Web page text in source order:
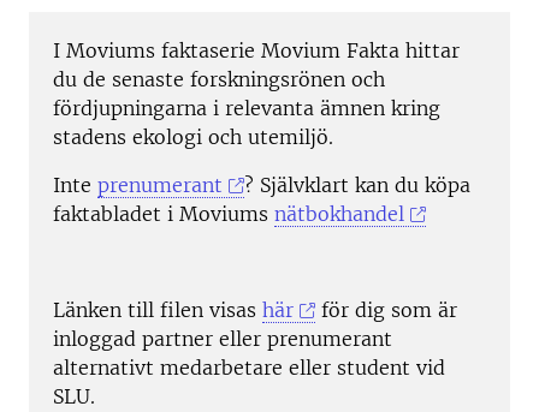
I Moviums faktaserie Movium Fakta hittar
du de senaste forskningsrönen och
fördjupningarna i relevanta ämnen kring
stadens ekologi och utemiljö.
Inte prenumerant
? Självklart kan du köpa
faktabladet i Moviums nätbokhandel
Länken till filen visas här
för dig som är
inloggad partner eller prenumerant
alternativt medarbetare eller student vid
SLU.